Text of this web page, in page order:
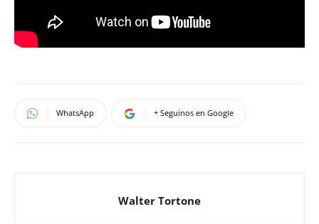
WhatsApp + Seguinos en Google
Walter Tortone